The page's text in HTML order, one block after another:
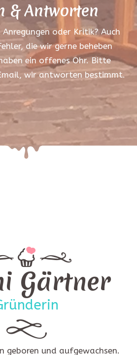
& Antworten
oder Kritik? Auch
die wir gerne beheben
ein offenes Ohr. Bitte
wir antworten bestimmt.
Gärtner
geboren und aufgewachsen.